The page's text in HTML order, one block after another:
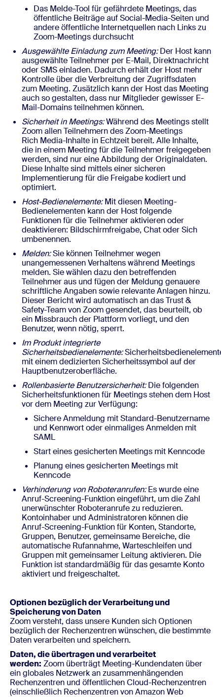
Das Melde-Tool für gefährdete Meetings, das
öffentliche Beiträge auf Social-Media-Seiten und
andere öffentliche Internetquellen nach Links zu
Zoom-Meetings durchsucht
Ausgewählte Einladung zum Meeting:Der Host kann
ausgewählte Teilnehmer per E-Mail, Direktnachricht
oder SMS einladen. Dadurch erhält der Host mehr
Kontrolle über die Verbreitung der Zugriffsdaten
zum Meeting. Zusätzlich kann der Host das Meeting
auch so gestalten, dass nur Mitglieder gewisser E-
Mail-Domains teilnehmen können.
Sicherheit in Meetings:Während des Meetings stellt
Zoom allen Teilnehmern des Zoom-Meetings
Rich Media-Inhalte in Echtzeit bereit. Alle Inhalte,
die in einem Meeting für die Teilnehmer freigegeben
werden, sind nur eine Abbildung der Originaldaten.
Diese Inhalte sind mittels einer sicheren
Implementierung für die Freigabe kodiert und
optimiert.
Host-Bedienelemente:Mit diesen Meeting-
Bedienelementen kann der Host folgende
Funktionen für die Teilnehmer aktivieren oder
deaktivieren: Bildschirmfreigabe, Chat oder Sich
umbenennen.
Melden:Sie können Teilnehmer wegen
unangemessenen Verhaltens während Meetings
melden. Sie wählen dazu den betreffenden
Teilnehmer aus und fügen der Meldung genauere
schriftliche Angaben sowie relevante Anlagen hinzu.
Dieser Bericht wird automatisch an das Trust &
Safety-Team von Zoom gesendet, das beurteilt, ob
ein Missbrauch der Plattform vorliegt, und den
Benutzer, wenn nötig, sperrt.
Im Produkt integrierte
Sicherheitsbedienelemente:
mit einem dedizierten Sicherheitssymbol auf der
Hauptbenutzeroberfläche.
Rollenbasierte Benutzersicherheit:Die folgenden
Sicherheitsfunktionen für Meetings stehen dem Host
vor dem Meeting zur Verfügung:
Sichere Anmeldung mit Standard-Benutzername
und Kennwort oder einmaliges Anmelden mit
SAML
Start eines gesicherten Meetings mit Kenncode
Planung eines gesicherten Meetings mit
Kenncode
Verhinderung von Roboteranrufen:Es wurde eine
Anruf-Screening-Funktion eingeführt, um die Zahl
unerwünschter Roboteranrufe zu reduzieren.
Kontoinhaber und Administratoren können die
Anruf-Screening-Funktion für Konten, Standorte,
Gruppen, Benutzer, gemeinsame Bereiche, die
automatische Rufannahme, Warteschleifen und
Gruppen mit gemeinsamer Leitung aktivieren. Die
Funktion ist standardmäßig für das gesamte Konto
aktiviert und freigeschaltet.
Optionen bezüglich der Verarbeitung und
Speicherung von Daten
Zoom versteht, dass unsere Kunden sich Optionen
bezüglich der Rechenzentren wünschen, die bestimmte
Daten verarbeiten und speichern.
Daten, die übertragen und verarbeitet
werden: Zoom überträgt Meeting-Kundendaten über
ein globales Netzwerk an zusammenhängenden
Rechenzentren und öffentlichen Cloud-Rechenzentren
(einschließlich Rechenzentren von Amazon Web